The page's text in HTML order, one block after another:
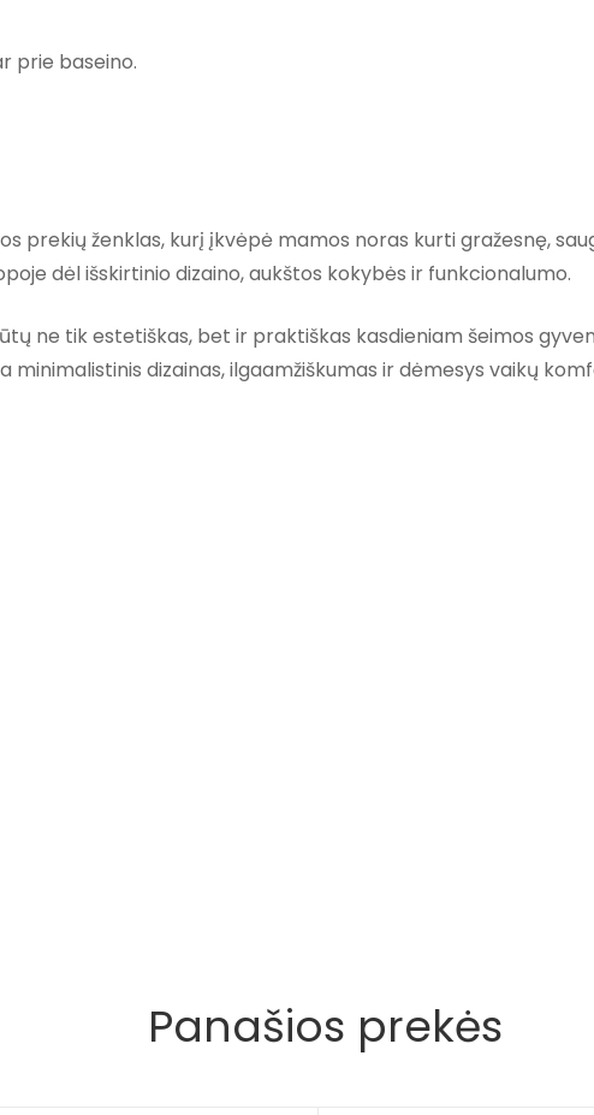
prie baseino.
prekių ženklas, kurį įkvėpė mamos noras kurti gražesnę,
dėl išskirtinio dizaino, aukštos kokybės ir funkcionalumo.
ne tik estetiškas, bet ir praktiškas kasdieniam šeimos
minimalistinis dizainas, ilgaamžiškumas ir dėmesys vaikų
Panašios prekės